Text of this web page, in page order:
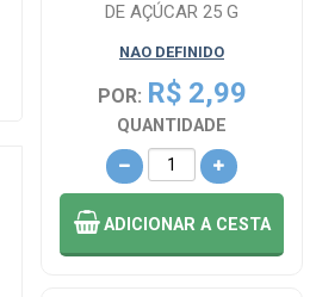
DE AÇÚCAR 25 G
NAO DEFINIDO
POR: R$ 2,99
QUANTIDADE
ADICIONAR A CESTA